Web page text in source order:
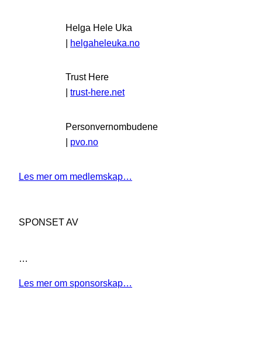
Helga Hele Uka
| helgaheleuka.no
Trust Here
trust-here.net
Personvernombudene
| pvo.no
Les mer om medlemskap…
SPONSET AV
…
Les mer om sponsorskap…